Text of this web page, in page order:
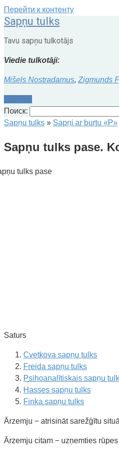
Перейти к контенту
Sapņu tulks
Tavu sapņu tulkotājs
Viedie tulkotāji:
Mišels Nostradamus, Zigmunds
Kontakti
Поиск:
Sapņu tulks » Sapņi ar burtu «P»
Sapņu tulks pase.
Saturs
Cvetkova sapņu tulks
Freida sapņu tulks
Psihoanalītiskais sapņu
Hasses sapņu tulks
Finka sapņu tulks
Ārzemju − atrisināt sarežģītu
Ārzemju citam − uzņemties